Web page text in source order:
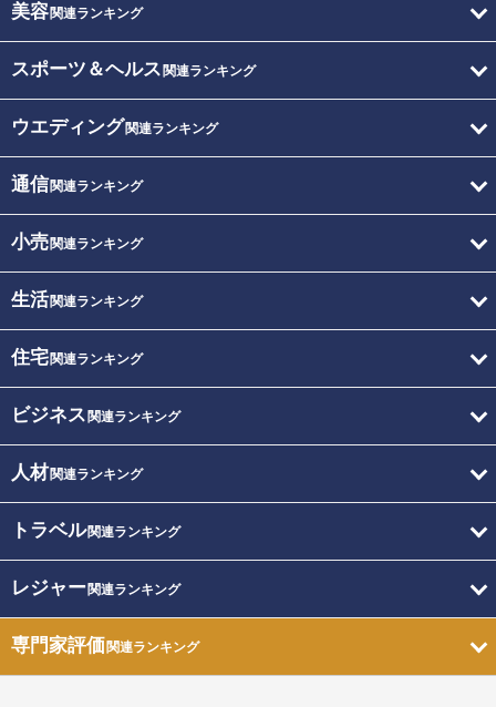
美容関連ランキング
スポーツ＆ヘルス 関連ランキング
ウエディング関連ランキング
通信関連ランキング
小売関連ランキング
生活関連ランキング
住宅関連ランキング
ビジネス 関連ランキング
人材関連ランキング
トラベル関連ランキング
レジャー関連ランキング
専門家評価関連ランキング